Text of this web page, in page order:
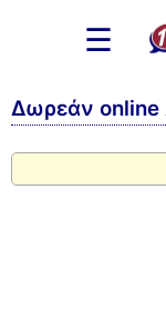
☰
Δωρεάν online